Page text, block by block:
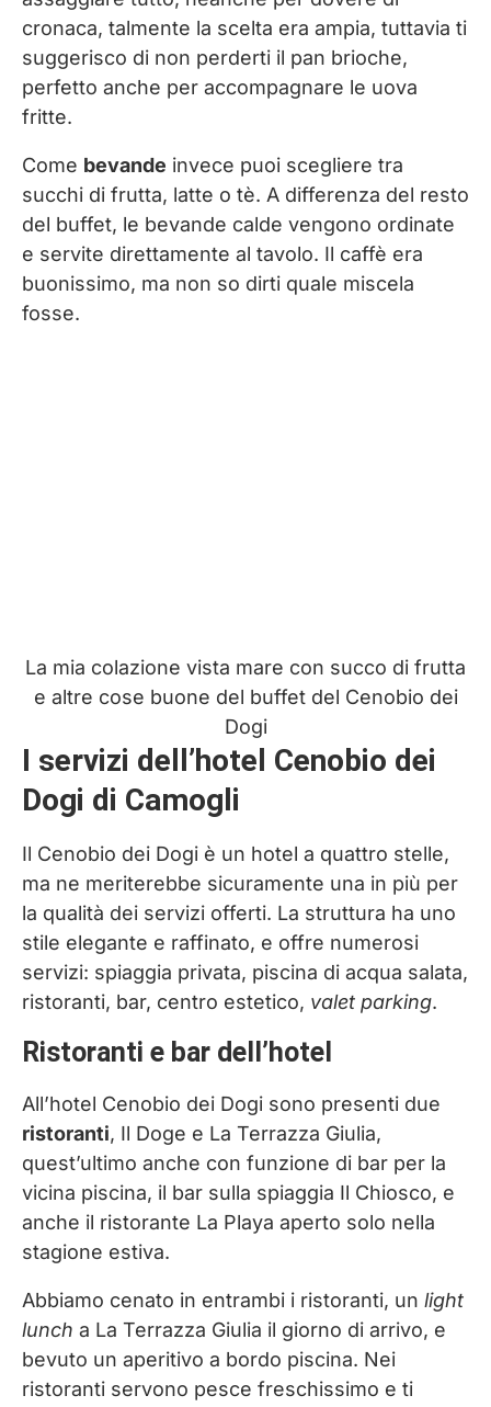
cronaca, talmente la scelta era ampia, tuttavia ti
suggerisco di non perderti il pan brioche,
perfetto anche per accompagnare le uova
fritte.
Come bevande invece puoi scegliere tra
succhi di frutta, latte o tè. A differenza del resto
del buffet, le bevande calde vengono ordinate
e servite direttamente al tavolo. Il caffè era
buonissimo, ma non so dirti quale miscela
fosse.
La mia colazione vista mare con succo di frutta
e altre cose buone del buffet del Cenobio dei
Dogi
I servizi dell’hotel Cenobio dei
Dogi di Camogli
Il Cenobio dei Dogi è un hotel a quattro stelle,
ma ne meriterebbe sicuramente una in più per
la qualità dei servizi offerti. La struttura ha uno
stile elegante e raffinato, e offre numerosi
servizi: spiaggia privata, piscina di acqua salata,
ristoranti, bar, centro estetico, valet parking.
Ristoranti e bar dell’hotel
All’hotel Cenobio dei Dogi sono presenti due
ristoranti, Il Doge e La Terrazza Giulia,
quest’ultimo anche con funzione di bar per la
vicina piscina, il bar sulla spiaggia Il Chiosco, e
anche il ristorante La Playa aperto solo nella
stagione estiva.
Abbiamo cenato in entrambi i ristoranti, un light
lunch a La Terrazza Giulia il giorno di arrivo, e
bevuto un aperitivo a bordo piscina. Nei
ristoranti servono pesce freschissimo e ti